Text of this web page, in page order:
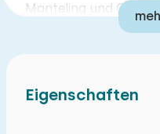
Manteling und
fantastische
Wandern entlang des
die schönsten Teile
Eigenschaften